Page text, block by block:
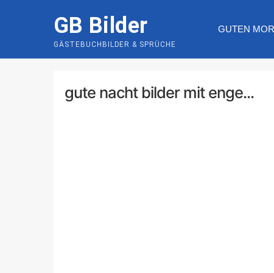
GB Bilder
GÄSTEBUCHBILDER & SPRÜCHE
GUTEN
gute nacht bilder mit enge...